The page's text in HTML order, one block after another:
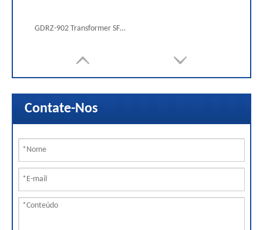
GDRZ-902 Transformer SFRA Sweep Frequency Response Analyzer
Contate-Nos